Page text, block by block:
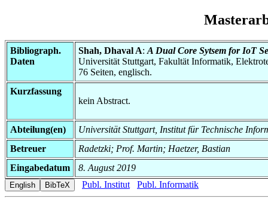
Bibliograph.
Daten
Shah, Dhaval A: A Dual Core Sytsem for IoT
Universität Stuttgart, Fakultät Informatik,
76 Seiten, englisch.
Kurzfassung
kein Abstract.
Abteilung(en)
Universität Stuttgart, Institut für Technische
Betreuer
Radetzki; Prof. Martin; Haetzer, Bastian
Eingabedatum
8. August 2019
Publ. Institut
Publ. Informatik